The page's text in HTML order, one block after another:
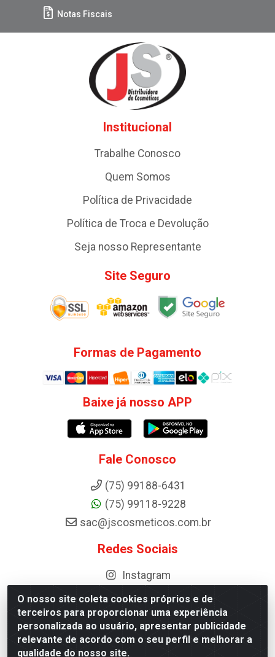
O nosso site coleta cookies próprios e de
terceiros para proporcionar uma experiência
personalizada ao usuário, apresentar publicidade
relevante de acordo com o seu perfil e melhorar a
qualidade do nosso site.
Notas Fiscais
Institucional
Trabalhe Conosco
Quem Somos
Política de Privacidade
Política de Troca e Devolução
Seja nosso Representante
Site Seguro
Formas de Pagamento
Baixe já nosso APP
Fale Conosco
(75) 99188-6431
(75) 99118-9228
sac@jscosmeticos.com.br
Redes Sociais
Instagram
Distribuidora de Cosméticos Antoneto LTDA - BA-052, km 87 -
Industrial, Ipirá - BA, 44600-000 - CNPJ 10.984.107/0001-75